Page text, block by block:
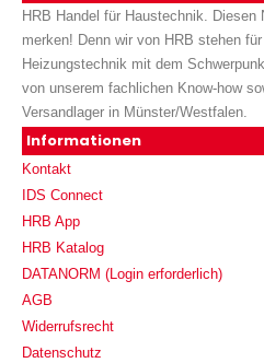
HRB Handel für Haustechnik.
merken! Denn wir von HRB stehen
Heizungstechnik mit dem
von unserem fachlichen Know-how
Versandlager in Münster/Westfalen.
Informationen
Kontakt
IDS Connect
HRB App
HRB Katalog
DATANORM (Login erforderlich)
AGB
Widerrufsrecht
Datenschutz